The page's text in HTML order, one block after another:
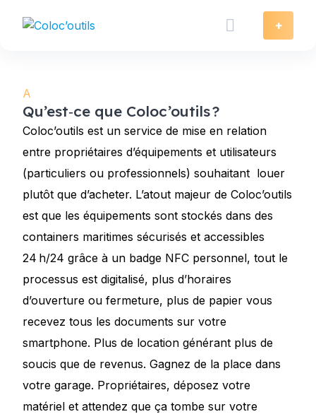
+
A
Qu’est‑ce que Coloc’outils ?
Coloc’outils est un service de mise en relation
entre propriétaires d’équipements et utilisateurs
(particuliers ou professionnels) souhaitant louer
plutôt que d’acheter. L’atout majeur de Coloc’outils
est que les équipements sont stockés dans des
containers maritimes sécurisés et accessibles
24 h/24 grâce à un badge NFC personnel, tout le
processus est digitalisé, plus d’horaires
d’ouverture ou fermeture, plus de papier vous
recevez tous les documents sur votre
smartphone. Plus de location générant plus de
soucis que de revenus. Gagnez de la place dans
votre garage. Propriétaires, déposez votre
matériel et attendez que ça tombe sur votre